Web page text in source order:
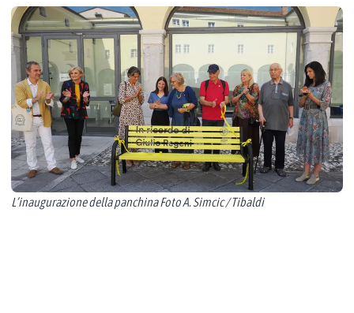
L’inaugurazione della panchina Foto A. Simcic / Tibaldi